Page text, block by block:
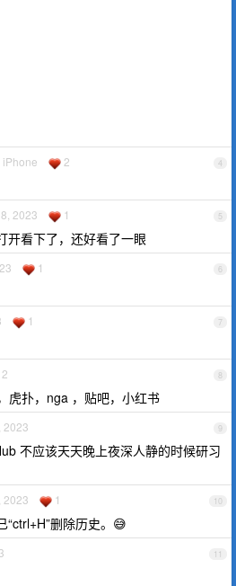
4
iPhone 2
5
2023 1
开看下了，还好看了一眼
6
1
7
1
8
2
虎扑，nga ，贴吧，小红书
9
2023
不应该天天晚上夜深人静的时候研习
10
2023 1
“ctrl+H”删除历史。😅
11